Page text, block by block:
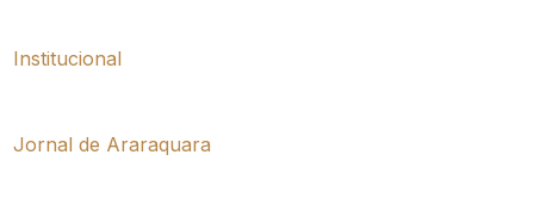
Institucional
Jornal de Araraquara